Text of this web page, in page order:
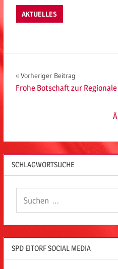
AKTUELLES
Vorheriger Beitrag
Frohe Botschaft zur
SCHLAGWORTSUCHE
SPD EITORF SOCIAL MEDIA